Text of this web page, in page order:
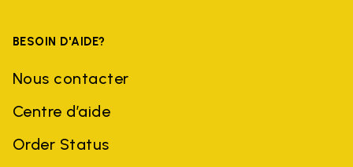
BESOIN D'AIDE?
Nous contacter
Centre d’aide
Order Status